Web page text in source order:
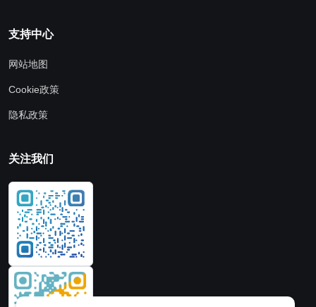
支持中心
网站地图
Cookie政策
隐私政策
关注我们